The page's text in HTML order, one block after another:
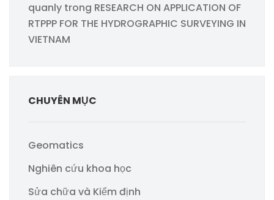
quanly trong RESEARCH ON APPLICATION OF
RTPPP FOR THE HYDROGRAPHIC SURVEYING IN
VIETNAM
CHUYÊN MỤC
Geomatics
Nghiên cứu khoa học
Sửa chữa và Kiểm định